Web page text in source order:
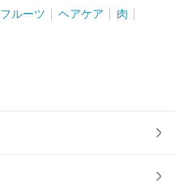
フルーツ ヘアケア 肉